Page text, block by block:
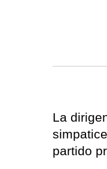
La
partido